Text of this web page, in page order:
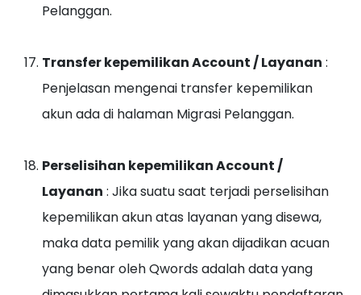
Pelanggan.
Transfer kepemilikan Account / Layanan :
Penjelasan mengenai transfer kepemilikan
akun ada di halaman Migrasi Pelanggan.
Perselisihan kepemilikan Account /
Layanan : Jika suatu saat terjadi perselisihan
kepemilikan akun atas layanan yang disewa,
maka data pemilik yang akan dijadikan acuan
yang benar oleh Qwords adalah data yang